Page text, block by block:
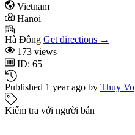
Vietnam
Hanoi
Hà Đông Get directions →
173 views
ID: 65
Published 1 year ago by Thuy Vo
Kiểm tra với người bán